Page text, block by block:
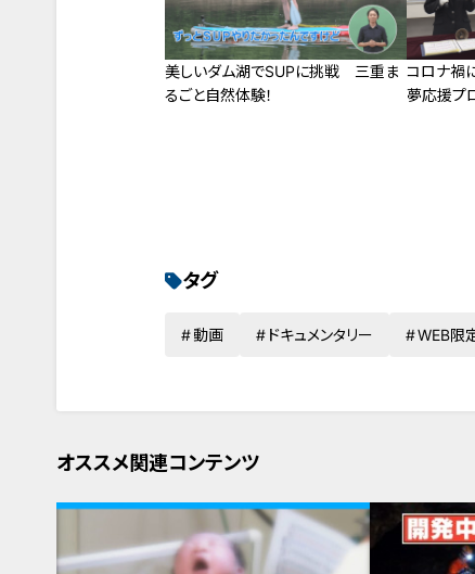
美しいダム湖でSUPに挑戦 三重ま
るごと自然体験！
コロナ禍
夢応援プ
タグ
動画 ドキュメンタリー WEB限
オススメ関連コンテンツ